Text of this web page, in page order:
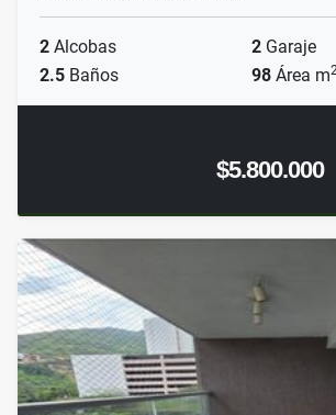
2 Alcobas 2 Garaje
2.5 Baños 98 Área m
$5.800.000